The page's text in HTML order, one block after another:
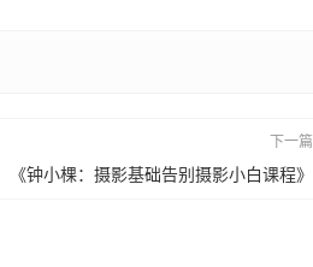
下一篇
《钟小棵：摄影基础告别摄影小白课程》